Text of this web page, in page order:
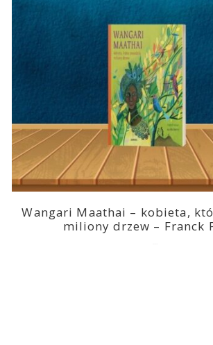
Wangari Maathai – kobieta,
miliony drzew – Franck